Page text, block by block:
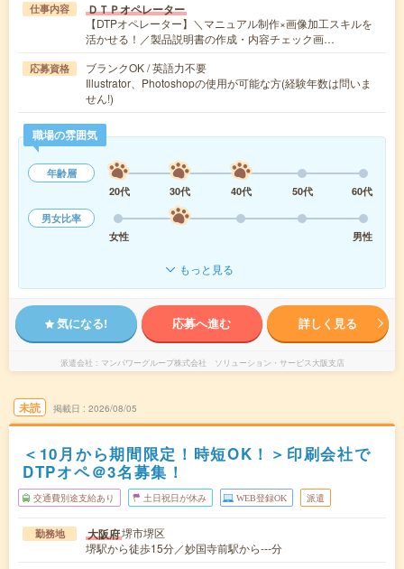
仕事内容 ＤＴＰオペレーター
【DTPオペレーター】＼マニュアル制作×画像加工スキルを
活かせる！／製品説明書の作成・内容チェック画…
応募資格
ブランクOK / 英語力不要
Illustrator、Photoshopの使用が可能な方(経験年数は問いま
せん!)
職場の雰囲気
年齢層
20代
30代 40代 50代
60代
男女比率
女性
男性
もっと見る
気になる! 応募へ進む 詳しく見る
派遣会社 マンパワーグループ株式会社 ソリューション・サービス大阪支店
未読 掲載日 2026/08/05
＜10月から期間限定！時短OK！＞印刷会社で
DTPオペ＠3名募集！
交通費別途支給あり 土日祝日が休み WEB登録OK 派遣
勤務地 大阪府堺市堺区
堺駅から徒歩15分／妙国寺前駅から---分